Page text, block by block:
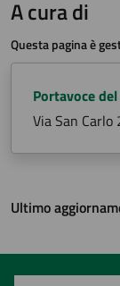
A cura di
Questa pagina è
Portavoce
Via San Carlo
Ultimo